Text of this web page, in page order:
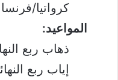
كرواتيا/فرنسا
المواعيد:
ذهاب ربع النهائي: 20
إياب ربع النهائي: 23